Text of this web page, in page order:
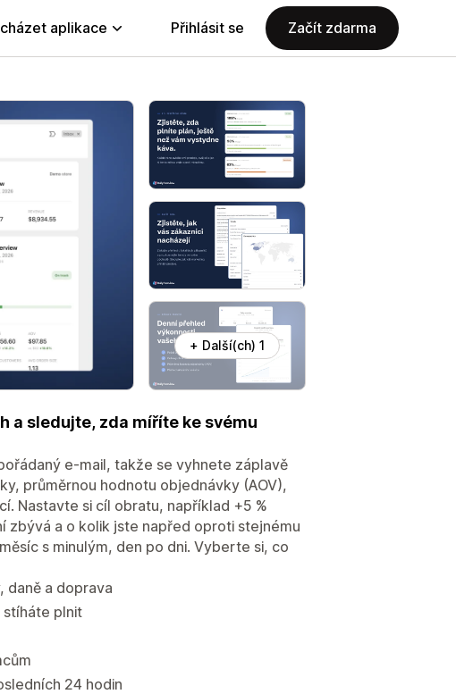
aplikace Přihlásit se Začít zdarma
+ Další(ch) 1
a sledujte, zda míříte ke svému
e-mail, takže se vyhnete záplavě
průměrnou hodnotu objednávky (AOV),
Nastavte si cíl obratu, například +5 %
zbývá a o kolik jste napřed oproti stejnému
s minulým, den po dni. Vyberte si, co
daně a doprava
stíháte plnit
24 hodin